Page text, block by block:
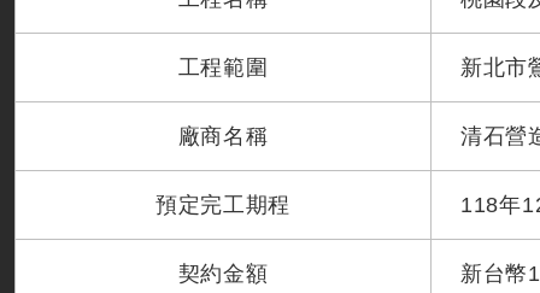
工程範圍 新北市
廠商名稱 清石營
預定完工期程 118年
契約金額 新台幣